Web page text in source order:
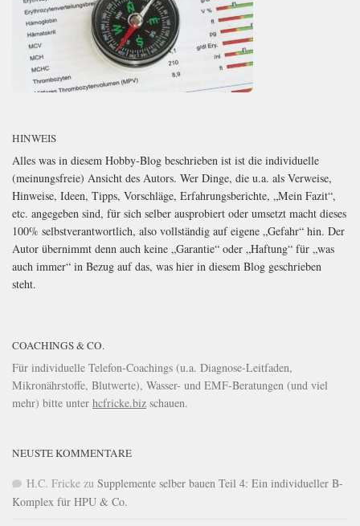
HINWEIS
Alles was in diesem Hobby-Blog beschrieben ist ist die individuelle
(meinungsfreie) Ansicht des Autors. Wer Dinge, die u.a. als Verweise,
Hinweise, Ideen, Tipps, Vorschläge, Erfahrungsberichte, „Mein Fazit“,
etc. angegeben sind, für sich selber ausprobiert oder umsetzt macht dieses
100% selbstverantwortlich, also vollständig auf eigene „Gefahr“ hin. Der
Autor übernimmt denn auch keine „Garantie“ oder „Haftung“ für „was
auch immer“ in Bezug auf das, was hier in diesem Blog geschrieben
steht.
COACHINGS & CO.
Für individuelle Telefon-Coachings (u.a. Diagnose-Leitfaden,
Mikronährstoffe, Blutwerte), Wasser- und EMF-Beratungen (und viel
mehr) bitte unter hcfricke.biz schauen.
NEUSTE KOMMENTARE
H.C. Fricke zu Supplemente selber bauen Teil 4: Ein individueller B-
Komplex für HPU & Co.